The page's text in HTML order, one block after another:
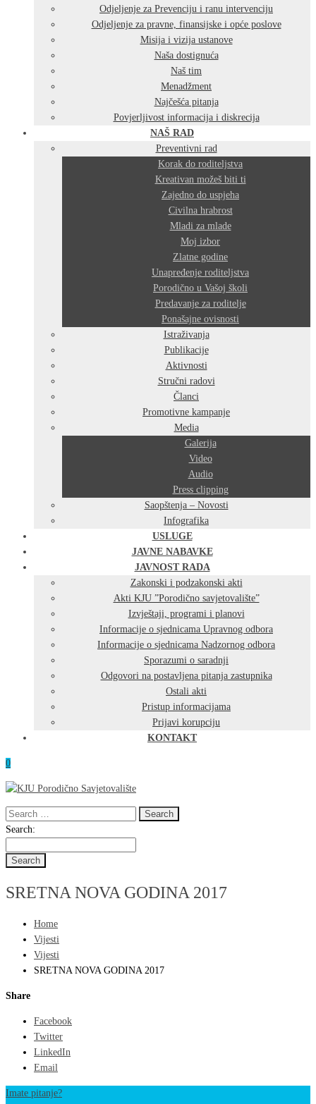
Odjeljenje za Prevenciju i ranu intervenciju
Odjeljenje za pravne, finansijske i opće poslove
Misija i vizija ustanove
Naša dostignuća
Naš tim
Menadžment
Najčešća pitanja
Povjerljivost informacija i diskrecija
NAŠ RAD
Preventivni rad
Korak do roditeljstva
Kreativan možeš biti ti
Zajedno do uspjeha
Civilna hrabrost
Mladi za mlade
Moj izbor
Zlatne godine
Unapređenje roditeljstva
Porodično u Vašoj školi
Predavanje za roditelje
Ponašajne ovisnosti
Istraživanja
Publikacije
Aktivnosti
Stručni radovi
Članci
Promotivne kampanje
Media
Galerija
Video
Audio
Press clipping
Saopštenja – Novosti
Infografika
USLUGE
JAVNE NABAVKE
JAVNOST RADA
Zakonski i podzakonski akti
Akti KJU ”Porodično savjetovalište”
Izvještaji, programi i planovi
Informacije o sjednicama Upravnog odbora
Informacije o sjednicama Nadzornog odbora
Sporazumi o saradnji
Odgovori na postavljena pitanja zastupnika
Ostali akti
Pristup informacijama
Prijavi korupciju
KONTAKT
0
Search
for:
Search
Search:
SRETNA NOVA GODINA 2017
Home
Vijesti
Vijesti
SRETNA NOVA GODINA 2017
Share
Facebook
Twitter
LinkedIn
Email
Imate pitanje?